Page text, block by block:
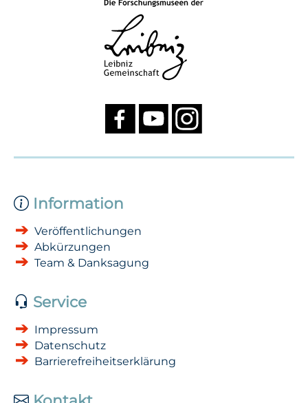
Information
Veröffentlichungen
Abkürzungen
Team & Danksagung
Service
Impressum
Datenschutz
Barrierefreiheitserklärung